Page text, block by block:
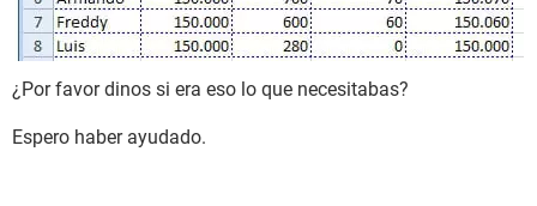
¿Por favor dinos si era eso lo que necesitabas?
Espero haber ayudado.